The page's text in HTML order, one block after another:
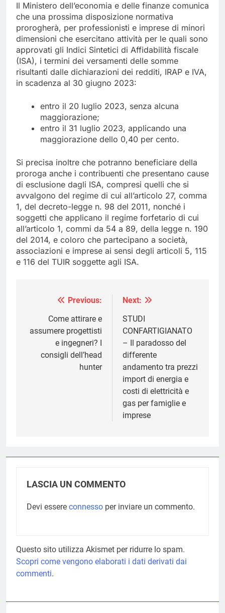
Il Ministero dell’economia e delle finanze comunica
che una prossima disposizione normativa
prorogherà, per professionisti e imprese di minori
dimensioni che esercitano attività per le quali sono
approvati gli Indici Sintetici di Affidabilità fiscale
(ISA), i termini dei versamenti delle somme
risultanti dalle dichiarazioni dei redditi, IRAP e IVA,
in scadenza al 30 giugno 2023:
entro il 20 luglio 2023, senza alcuna
maggiorazione;
entro il 31 luglio 2023, applicando una
maggiorazione dello 0,40 per cento.
Si precisa inoltre che potranno beneficiare della
proroga anche i contribuenti che presentano cause
di esclusione dagli ISA, compresi quelli che si
avvalgono del regime di cui all’articolo 27, comma
1, del decreto-legge n. 98 del 2011, nonché i
soggetti che applicano il regime forfetario di cui
all’articolo 1, commi da 54 a 89, della legge n. 190
del 2014, e coloro che partecipano a società,
associazioni e imprese ai sensi degli articoli 5, 115
e 116 del TUIR soggette agli ISA.
Navigazione
articoli
Previous:
Come attirare e
assumere progettisti
e ingegneri? I
consigli dell’head
hunter
Next:
STUDI
CONFARTIGIANATO
– Il paradosso del
differente
andamento tra prezzi
import di energia e
costi di elettricità e
gas per famiglie e
imprese
LASCIA UN COMMENTO
Devi essere connesso per inviare un commento.
Questo sito utilizza Akismet per ridurre lo spam.
Scopri come vengono elaborati i dati derivati dai
commenti.